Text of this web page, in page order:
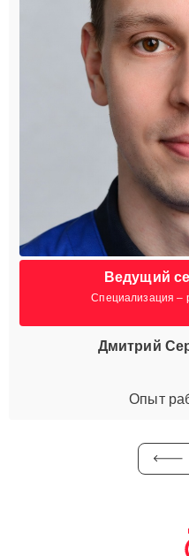
Ведущий
Специализация –
Дмитрий
Опыт